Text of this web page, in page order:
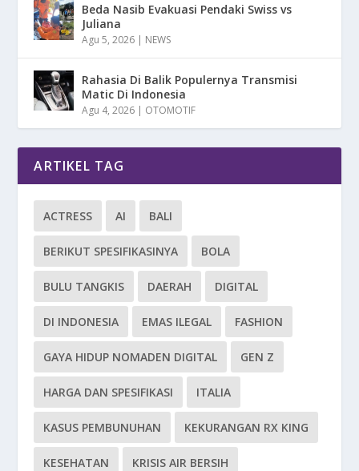
Beda Nasib Evakuasi Pendaki Swiss vs
Juliana
Agu 5, 2026 | NEWS
Rahasia Di Balik Populernya Transmisi
Matic Di Indonesia
Agu 4, 2026 | OTOMOTIF
ARTIKEL TAG
ACTRESS AI BALI
BERIKUT SPESIFIKASINYA BOLA
BULU TANGKIS DAERAH DIGITAL
DI INDONESIA EMAS ILEGAL FASHION
GAYA HIDUP NOMADEN DIGITAL GEN Z
HARGA DAN SPESIFIKASI ITALIA
KASUS PEMBUNUHAN KEKURANGAN RX KING
KESEHATAN KRISIS AIR BERSIH